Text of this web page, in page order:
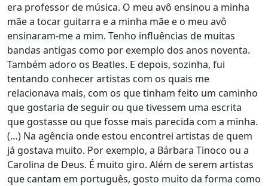
era professor de música. O meu avô ensinou a minha
mãe a tocar guitarra e a minha mãe e o meu avô
ensinaram-me a mim. Tenho influências de muitas
bandas antigas como por exemplo dos anos noventa.
Também adoro os Beatles. E depois, sozinha, fui
tentando conhecer artistas com os quais me
relacionava mais, com os que tinham feito um caminho
que gostaria de seguir ou que tivessem uma escrita
que gostasse ou que fosse mais parecida com a minha.
(…) Na agência onde estou encontrei artistas de quem
já gostava muito. Por exemplo, a Bárbara Tinoco ou a
Carolina de Deus. É muito giro. Além de serem artistas
que cantam em português, gosto muito da forma como